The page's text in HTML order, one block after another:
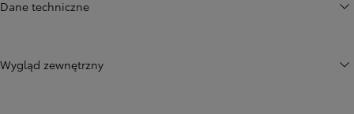
Dane techniczne
Wygląd zewnętrzny